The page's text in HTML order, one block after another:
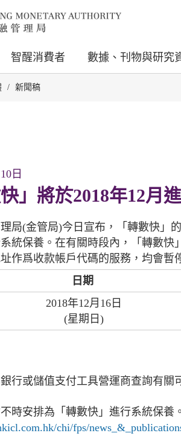
智醒消費者 數據、刊物與研究
/ 新聞稿
日
快」將於2018年12月
局(金管局)今日宣布，「轉數快
統保養。在有關時段內，「轉數
作爲收款帳戶代碼的服務，均會暫
日期
2018年12月16日
(星期日)
行或儲值支付工具營運商查詢有關
時安排為「轉數快」進行系統保養
chi/fps/